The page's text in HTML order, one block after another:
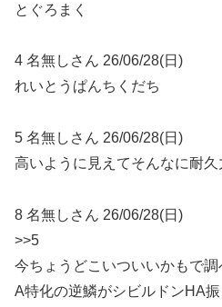
とぐろまく
4 名無しさん 26/06/28(日)
れいとうぱんちくだち
5 名無しさん 26/06/28(日)
高いように見えてそんなに耐
8 名無しさん 26/06/28(日)
>>5
今ちょうどこいついいかもで
A特化の逆鱗がシビルドンHA